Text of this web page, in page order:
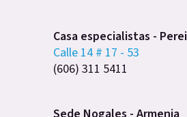
Casa especialistas -
Calle 14 # 17 - 53
(606) 311 5411